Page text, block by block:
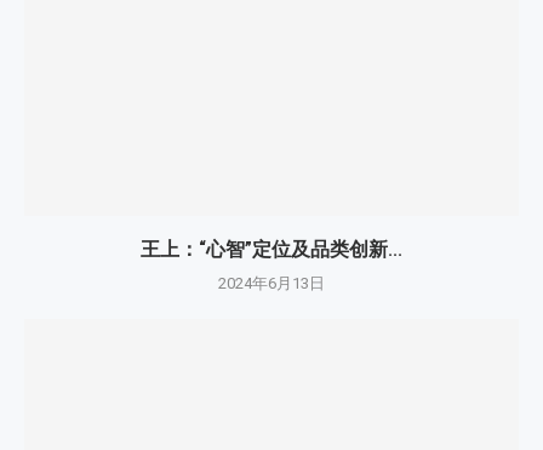
王上：“心智”定位及品类创新...
2024年6月13日